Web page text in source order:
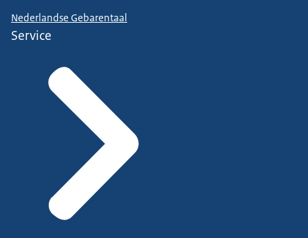
Nederlandse Gebarentaal
Service